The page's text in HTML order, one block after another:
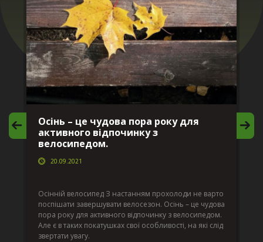
Осінь – це чудова пора року для
активного відпочинку з
велосипедом.
20.09.2021
Осінній велосипед З настанням прохолоди не варто
поспішати завершувати велосезон. Осінь – це чудова
пора року для активного відпочинку з велосипедом.
Але є в таких покатушках свої особливості, на які слід
звертати увагу.